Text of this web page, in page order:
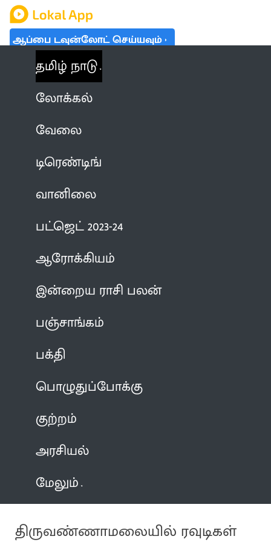
ஆப்பை டவுன்லோட் செய்யவும்
தமிழ் நாடு
லோக்கல்
வேலை
டிரெண்டிங்
வானிலை
பட்ஜெட் 2023-24
ஆரோக்கியம்
இன்றைய ராசி பலன்
பஞ்சாங்கம்
பக்தி
பொழுதுப்போக்கு
குற்றம்
அரசியல்
மேலும்
திருவண்ணாமலையில் ரவுடிகள்